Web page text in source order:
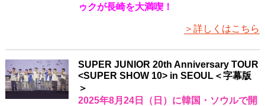
ゥクが長崎を大満喫！
＞詳しくはこちら
SUPER JUNIOR 20th Anniversary TOUR
<SUPER SHOW 10> in SEOUL＜字幕版
＞
2025年8月24日（日）に韓国・ソウルで開